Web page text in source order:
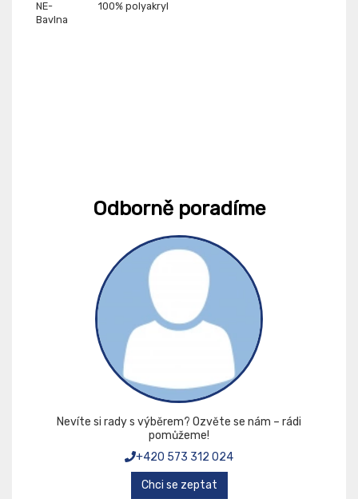
NE-
Bavlna
100% polyakryl
Odborně poradíme
Nevíte si rady s výběrem? Ozvěte se nám – rádi
pomůžeme!
+420 573 312 024
Chci se zeptat